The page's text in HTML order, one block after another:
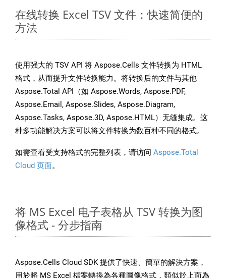
在线转换 Excel TSV 文件：快速简便的
方法
使用强大的 TSV API 将 Aspose.Cells 文件转换为 HTML
格式，从而提升文件转换能力。将转换后的文件与其他
Aspose.Total API（如 Aspose.Words, Aspose.PDF,
Aspose.Email, Aspose.Slides, Aspose.Diagram,
Aspose.Tasks, Aspose.3D, Aspose.HTML）无缝集成。这
种多功能解决方案可以将文件转换为数百种不同的格式。
如需查看受支持格式的完整列表，请访问 Aspose.Total
Cloud 页面。
将 MS Excel 电子表格从 TSV 转换为图
像格式 - 分步指南
Aspose.Cells Cloud SDK 提供了快速、簡單的解決方案，
用於將 MS Excel 檔案轉換為各種圖像格式，類似於上面為